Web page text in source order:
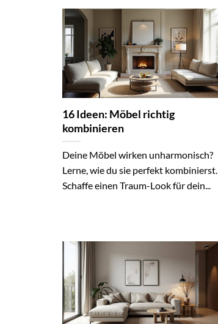
16 Ideen: Möbel richtig
kombinieren
Deine Möbel wirken unharmonisch?
Lerne, wie du sie perfekt kombinierst.
Schaffe einen Traum-Look für dein...